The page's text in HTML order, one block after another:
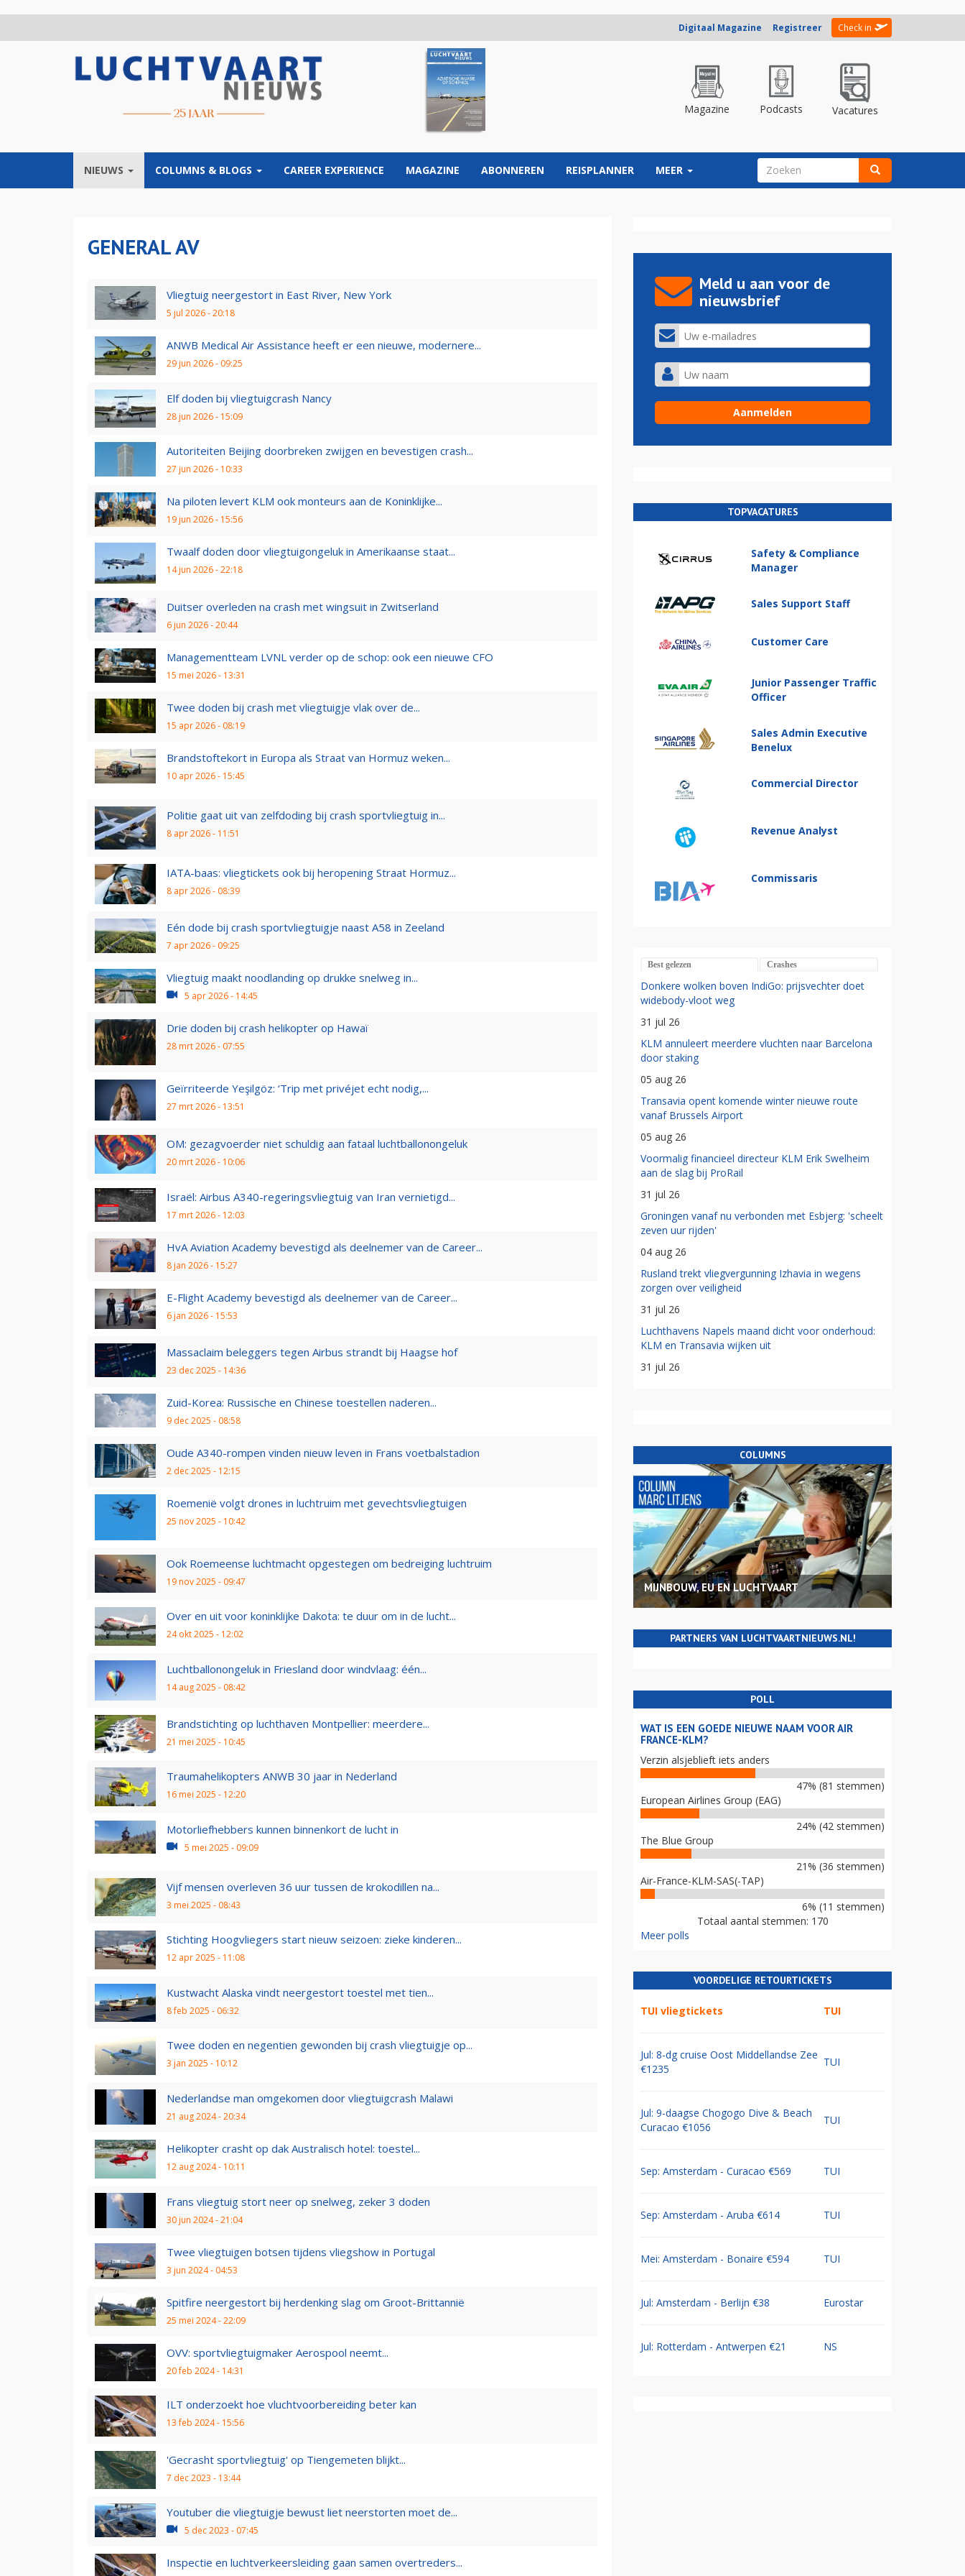
Digitaal Magazine Registreer Check in
Magazine Podcasts Vacatures
NIEUWS COLUMNS & BLOGS CAREER EXPERIENCE MAGAZINE ABONNEREN REISPLANNER MEER ZOEKVELD
GENERAL AV
Vliegtuig neergestort in East River, New York
5 jul 2026 - 20:18
ANWB Medical Air Assistance heeft er een nieuwe, modernere...
29 jun 2026 - 09:25
Elf doden bij vliegtuigcrash Nancy
28 jun 2026 - 15:09
Autoriteiten Beijing doorbreken zwijgen en bevestigen crash...
27 jun 2026 - 10:33
Na piloten levert KLM ook monteurs aan de Koninklijke...
19 jun 2026 - 15:56
Twaalf doden door vliegtuigongeluk in Amerikaanse staat...
14 jun 2026 - 22:18
Duitser overleden na crash met wingsuit in Zwitserland
6 jun 2026 - 20:44
Managementteam LVNL verder op de schop: ook een nieuwe CFO
15 mei 2026 - 13:31
Twee doden bij crash met vliegtuigje vlak over de...
15 apr 2026 - 08:19
Brandstoftekort in Europa als Straat van Hormuz weken...
10 apr 2026 - 15:45
Politie gaat uit van zelfdoding bij crash sportvliegtuig in...
8 apr 2026 - 11:51
IATA-baas: vliegtickets ook bij heropening Straat Hormuz...
8 apr 2026 - 08:39
Eén dode bij crash sportvliegtuigje naast A58 in Zeeland
7 apr 2026 - 09:25
Vliegtuig maakt noodlanding op drukke snelweg in...
5 apr 2026 - 14:45
Drie doden bij crash helikopter op Hawaï
28 mrt 2026 - 07:55
Geïrriteerde Yeşilgöz: ‘Trip met privéjet echt nodig,...
27 mrt 2026 - 13:51
OM: gezagvoerder niet schuldig aan fataal luchtballonongeluk
20 mrt 2026 - 10:06
Israël: Airbus A340-regeringsvliegtuig van Iran vernietigd...
17 mrt 2026 - 12:03
HvA Aviation Academy bevestigd als deelnemer van de Career...
8 jan 2026 - 15:27
E-Flight Academy bevestigd als deelnemer van de Career...
6 jan 2026 - 15:53
Massaclaim beleggers tegen Airbus strandt bij Haagse hof
23 dec 2025 - 14:36
Zuid-Korea: Russische en Chinese toestellen naderen...
9 dec 2025 - 08:58
Oude A340-rompen vinden nieuw leven in Frans voetbalstadion
2 dec 2025 - 12:15
Roemenië volgt drones in luchtruim met gevechtsvliegtuigen
25 nov 2025 - 10:42
Ook Roemeense luchtmacht opgestegen om bedreiging luchtruim
19 nov 2025 - 09:47
Over en uit voor koninklijke Dakota: te duur om in de lucht...
24 okt 2025 - 12:02
Luchtballonongeluk in Friesland door windvlaag: één...
14 aug 2025 - 08:42
Brandstichting op luchthaven Montpellier: meerdere...
21 mei 2025 - 10:45
Traumahelikopters ANWB 30 jaar in Nederland
16 mei 2025 - 12:20
Motorliefhebbers kunnen binnenkort de lucht in
5 mei 2025 - 09:09
Vijf mensen overleven 36 uur tussen de krokodillen na...
3 mei 2025 - 08:43
Stichting Hoogvliegers start nieuw seizoen: zieke kinderen...
12 apr 2025 - 11:08
Kustwacht Alaska vindt neergestort toestel met tien...
8 feb 2025 - 06:32
Twee doden en negentien gewonden bij crash vliegtuigje op...
3 jan 2025 - 10:12
Nederlandse man omgekomen door vliegtuigcrash Malawi
21 aug 2024 - 20:34
Helikopter crasht op dak Australisch hotel: toestel...
12 aug 2024 - 10:11
Frans vliegtuig stort neer op snelweg, zeker 3 doden
30 jun 2024 - 21:04
Twee vliegtuigen botsen tijdens vliegshow in Portugal
3 jun 2024 - 04:53
Spitfire neergestort bij herdenking slag om Groot-Brittannië
25 mei 2024 - 22:09
OVV: sportvliegtuigmaker Aerospool neemt...
20 feb 2024 - 14:31
ILT onderzoekt hoe vluchtvoorbereiding beter kan
13 feb 2024 - 15:56
'Gecrasht sportvliegtuig' op Tiengemeten blijkt...
7 dec 2023 - 13:44
Youtuber die vliegtuigje bewust liet neerstorten moet de...
5 dec 2023 - 07:45
Inspectie en luchtverkeersleiding gaan samen overtreders...
Meld u aan voor de
nieuwsbrief
TOPVACATURES
Safety & Compliance
Manager
Sales Support Staff
Customer Care
Junior Passenger Traffic
Officer
Sales Admin Executive
Benelux
Commercial Director
Revenue Analyst
Commissaris
Best gelezen Crashes
Donkere wolken boven IndiGo: prijsvechter doet
widebody-vloot weg
31 jul 26
KLM annuleert meerdere vluchten naar Barcelona
door staking
05 aug 26
Transavia opent komende winter nieuwe route
vanaf Brussels Airport
05 aug 26
Voormalig financieel directeur KLM Erik Swelheim
aan de slag bij ProRail
31 jul 26
Groningen vanaf nu verbonden met Esbjerg: 'scheelt
zeven uur rijden'
04 aug 26
Rusland trekt vliegvergunning Izhavia in wegens
zorgen over veiligheid
31 jul 26
Luchthavens Napels maand dicht voor onderhoud:
KLM en Transavia wijken uit
31 jul 26
COLUMNS
MIJNBOUW, EU EN LUCHTVAART
PARTNERS VAN LUCHTVAARTNIEUWS.NL!
POLL
WAT IS EEN GOEDE NIEUWE NAAM VOOR AIR
FRANCE-KLM?
Verzin alsjeblieft iets anders
47% (81 stemmen)
European Airlines Group (EAG)
24% (42 stemmen)
The Blue Group
21% (36 stemmen)
Air-France-KLM-SAS(-TAP)
6% (11 stemmen)
Totaal aantal stemmen: 170
Meer polls
VOORDELIGE RETOURTICKETS
TUI vliegtickets TUI
Jul: 8-dg cruise Oost Middellandse Zee
€1235
TUI
Jul: 9-daagse Chogogo Dive & Beach
Curacao €1056
TUI
Sep: Amsterdam - Curacao €569 TUI
Sep: Amsterdam - Aruba €614 TUI
Mei: Amsterdam - Bonaire €594 TUI
Jul: Amsterdam - Berlijn €38 Eurostar
Jul: Rotterdam - Antwerpen €21 NS